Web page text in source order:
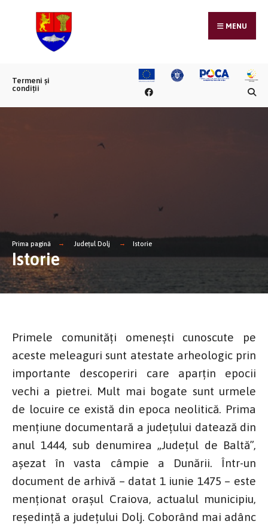
MENU
Termeni și
condiții
Prima pagină Județul Dolj Istorie
Istorie
Primele comunități omenești cunoscute pe
aceste meleaguri sunt atestate arheologic prin
importante descoperiri care aparțin epocii
vechi a pietrei. Mult mai bogate sunt urmele
de locuire ce există din epoca neolitică. Prima
mențiune documentară a județului datează din
anul 1444, sub denumirea „Județul de Baltă”,
așezat în vasta câmpie a Dunării. Într-un
document de arhivă – datat 1 iunie 1475 – este
menționat orașul Craiova, actualul municipiu,
reședință a județului Dolj. Coborând mai adânc